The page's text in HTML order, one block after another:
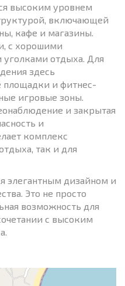
высоким уровнем
включающей
кафе и магазины.
с хорошими
отдыха. Для
здесь
площадки и фитнес-
игровые зоны.
и закрытая
и
комплекс
так и для
элегантным дизайном и
Это не просто
возможность для
с высоким